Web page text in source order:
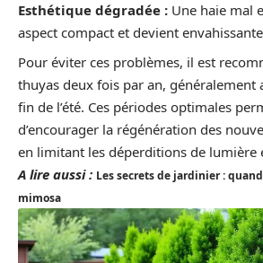
Esthétique dégradée : Une haie mal
aspect compact et devient
Pour éviter ces problèmes, il est
thuyas deux fois par an, généralement
fin de l’été. Ces périodes optimales
d’encourager la régénération des
en limitant les déperditions de lumière
A lire aussi : Les secrets de jardinier :
mimosa